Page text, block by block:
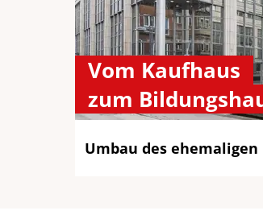
Vom Kaufhaus
zum
Umbau des